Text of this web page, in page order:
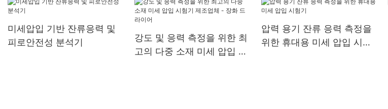
미세압입 기반 잔류응력 및
피로안전성 분석기
강도 및 응력 측정을 위한 최
고의 다중 소재 미세 압입 시
압력 용기 잔류 응력 측정을
위한 휴대용 미세 압입 시험